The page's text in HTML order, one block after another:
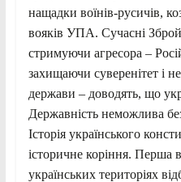
нащадки воїнів-русичів,
вояків УПА. Сучасні
стримуючи агресора –
захищаючи суверенітет і
держави – доводять, що
Державність неможлива
Історія українського
історичне коріння. Перша
українських територіях